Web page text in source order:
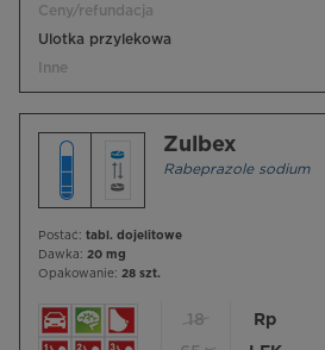
Ceny/refundacja
Ulotka przylekowa
Inne
Zulbex
Rabeprazole sodium
Postać: tabl. dojelitowe
Dawka: 20 mg
Opakowanie: 28 szt.
18
Rp